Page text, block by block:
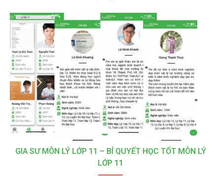
GIA SƯ MÔN LÝ LỚP 11 – BÍ QUYẾT HỌC TỐT MÔN LÝ
LỚP 11